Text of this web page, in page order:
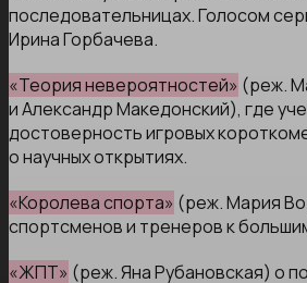
последовательницах. Голосом
Ирина Горбачева.
«Теория невероятностей» (реж.
и Александр Македонский), где
достоверность игровых
о научных открытиях.
«Королева спорта» (реж. Мария
спортсменов и тренеров к
«ЖПТ» (реж. Яна Рубановская) о